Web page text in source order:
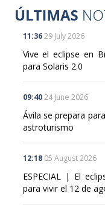
11:36 29 July 2026
Vive el eclipse en
para Solaris 2.0
09:40 24 June 2026
Ávila se prepara
astroturismo
12:18 05 August 2026
ESPECIAL | El
para vivir el 12 de